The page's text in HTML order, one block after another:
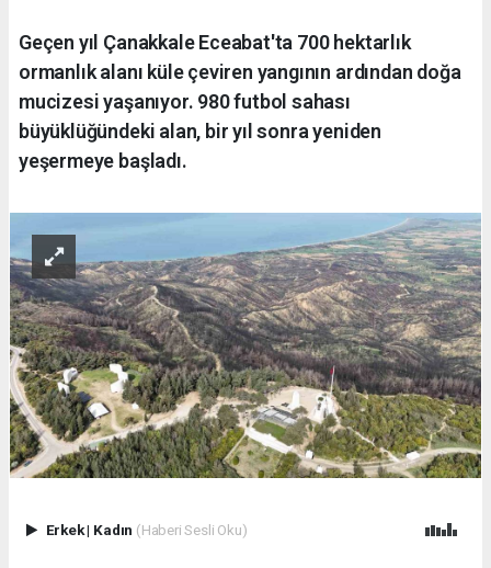
Geçen yıl Çanakkale Eceabat'ta 700 hektarlık
ormanlık alanı küle çeviren yangının ardından doğa
mucizesi yaşanıyor. 980 futbol sahası
büyüklüğündeki alan, bir yıl sonra yeniden
yeşermeye başladı.
Erkek| Kadın (Haberi Sesli Oku)